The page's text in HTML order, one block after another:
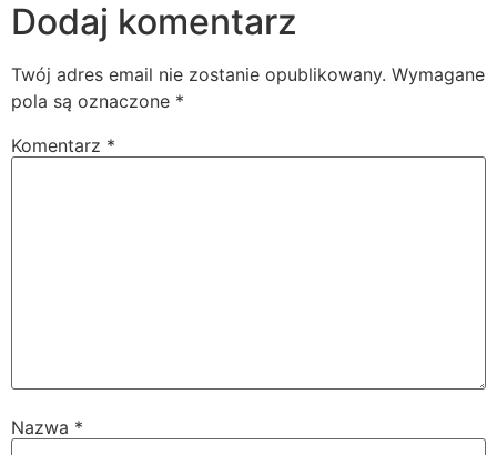
Dodaj komentarz
Twój adres email nie zostanie opublikowany. Wymagane
pola są oznaczone *
Komentarz *
Nazwa *